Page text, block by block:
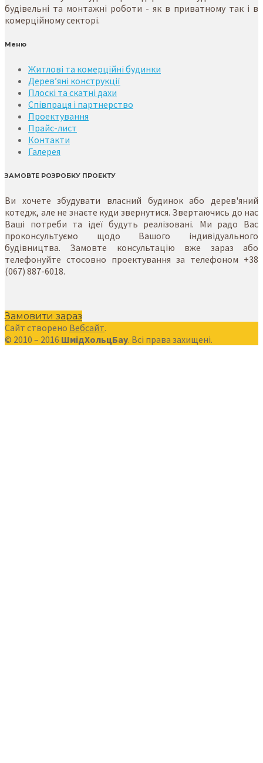
будівельні та монтажні роботи - як в приватному так і в
комерційному секторі.
Меню
Житлові та комерційні будинки
Дерев’яні конструкції
Плоскі та скатні дахи
Співпраця і партнерство
Проектування
Прайс-лист
Контакти
Галерея
ЗАМОВТЕ РОЗРОБКУ ПРОЕКТУ
Ви хочете збудувати власний будинок або дерев'яний
котедж, але не знаєте куди звернутися. Звертаючись до нас
Ваші потреби та ідеї будуть реалізовані. Ми радо Вас
проконсультуємо щодо Вашого індивідуального
будівництва. Замовте консультацію вже зараз або
телефонуйте стосовно проектування за телефоном +38
(067) 887-6018.
Замовити зараз
Сайт створено Вебсайт.
© 2010 – 2016 ШмідХольцБау. Всі права захищені.